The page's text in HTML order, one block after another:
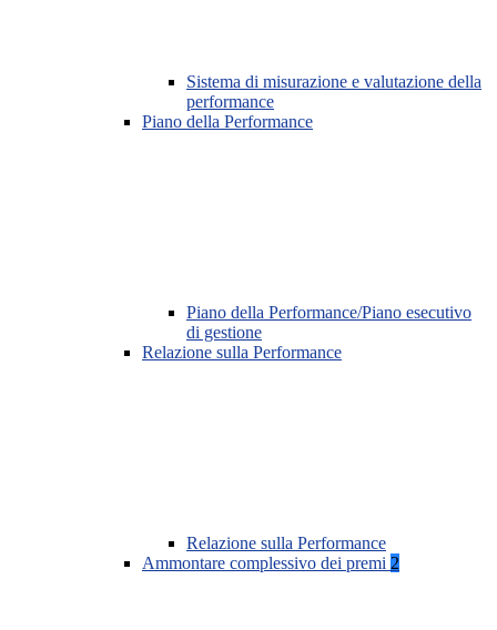
Sistema di misurazione e valutazione della
performance
Piano della Performance
Piano della Performance/Piano esecutivo
di gestione
Relazione sulla Performance
Relazione sulla Performance
Ammontare complessivo dei premi 2